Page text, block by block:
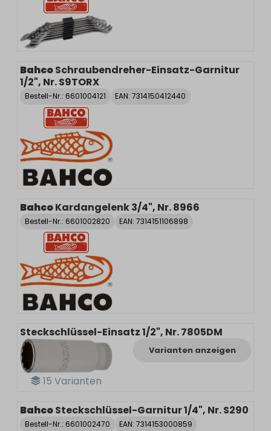
BahcoSchraubendreher-Einsatz-Garnitur
1/2", Nr. S9TORX
Bestell-Nr.: 6601004121 EAN: 7314150412440
BahcoKardangelenk 3/4", Nr. 8966
Bestell-Nr.: 6601002820 EAN: 7314151106898
15 Varianten
Steckschlüssel-Einsatz 1/2", Nr. 7805DM
Varianten anzeigen
BahcoSteckschlüssel-Garnitur 1/4", Nr. S290
Bestell-Nr.: 6601002470 EAN: 7314153000859